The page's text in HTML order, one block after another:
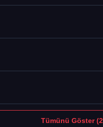
Tümünü Göster